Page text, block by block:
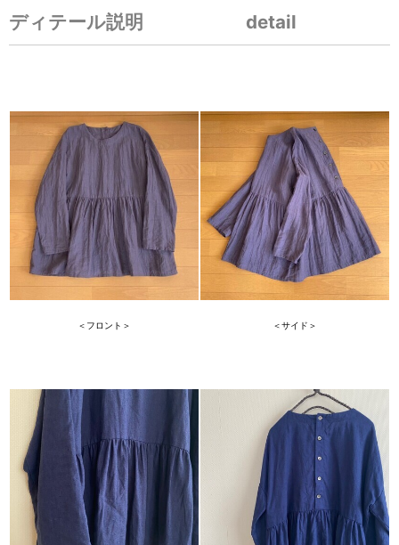
ディテール説明 detail
＜フロント＞ ＜サイド＞